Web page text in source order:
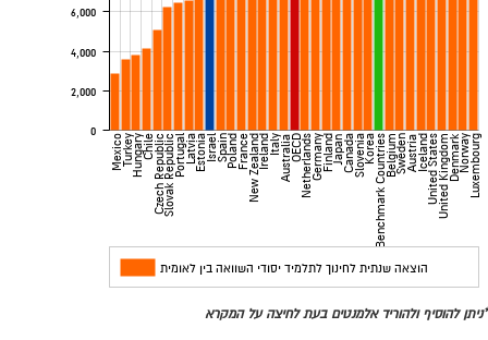
MexicoTurkeyHungaryChileCzech RepublicSlovak RepublicPortugalLatviaEstoniaIsraelSpainPolandFranceNew ZealandIrelandItalyAustraliaOECDNetherlandsGermanyFinlandJapanCanadaSloveniaKoreaBenchmark CountriesBelgiumSwedenAustriaIcelandUnited StatesUnited KingdomDenmarkNorwayLuxembourg
מדינות
0
2,000
4,000
6,000
הוצאה שנתית לחינוך לתלמיד יסודי השוואה בין לאומית
*ניתן להוסיף ולהוריד אלמנטים בעת לחיצה על המקרא